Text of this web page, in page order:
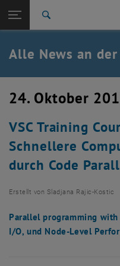
TU Login
Quicklinks
Quicklinks-Menü umschalten
Studium
Karriere
Zurück: Subseiten von TU
Zurück zur letzten Ebene:
TU Wien Startseite
Übersicht
Alle News an der
24. Oktober
VSC Training
Schnellere
durch Code
Erstellt von Sladjana Rajic-Kostic
Parallel programming
I/O, und Node-Level